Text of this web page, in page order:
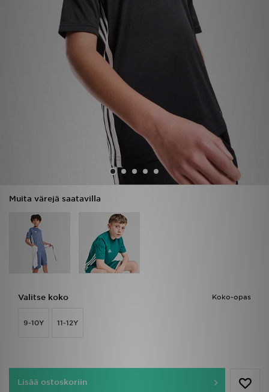
Muita värejä saatavilla
Koko-opas
Valitse koko
9-10Y 11-12Y
Lisää ostoskoriin
Lataa JD-sovellus
Asiakaspalvelu ja tietoa